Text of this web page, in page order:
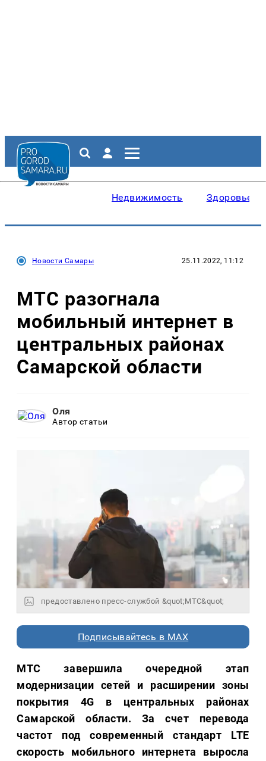
Недвижимость Здоровье
Новости Самары 25.11.2022, 11:12
МТС разогнала
мобильный интернет в
центральных районах
Самарской области
Оля
Автор статьи
предоставлено пресс-службой &quot;МТС&quot;
Подписывайтесь в MAX
МТС завершила очередной этап
модернизации сетей и расширении зоны
покрытия 4G в центральных районах
Самарской области. За счет перевода
частот под современный стандарт LTE
скорость мобильного интернета выросла